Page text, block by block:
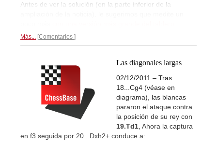
Antes de ver la solución (en la parte inferior de la
Más... Comentarios
Las diagonales largas
02/12/2011 – Tras
18...Cg4 (véase en
diagrama), las blancas
pararon el ataque contra
la posición de su rey con
19.Td1 , Ahora la captura
en f3 seguida por 20...Dxh2+ conduce a: